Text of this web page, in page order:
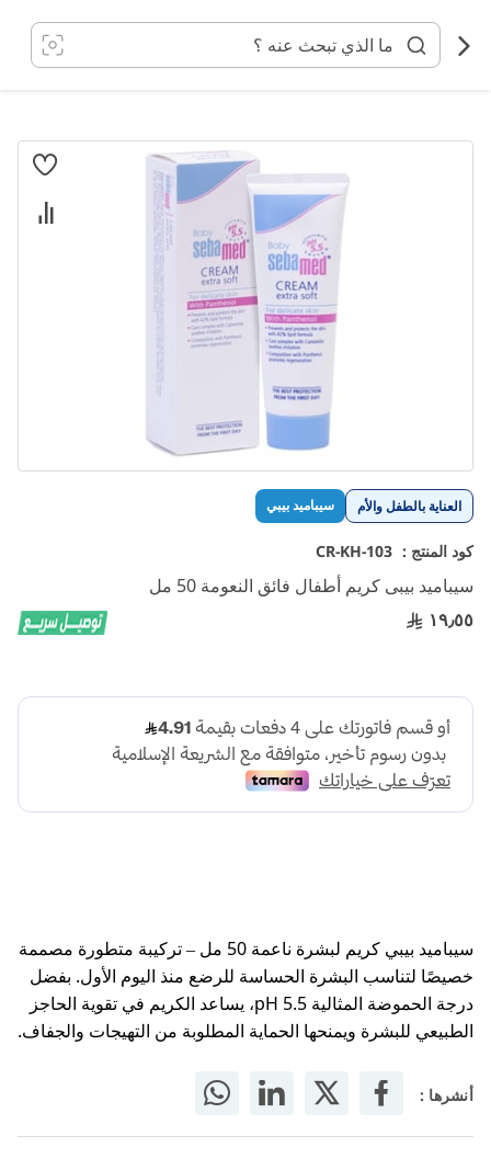
المحتوى
العناية بالطفل والأم سيباميد بيبي
كود المنتج : CR-KH-103
سيباميد بيبى كريم أطفال فائق النعومة 50 مل
١٩٫٥٥
سيباميد بيبي كريم لبشرة ناعمة 50 مل – تركيبة متطورة مصممة
خصيصًا لتناسب البشرة الحساسة للرضع منذ اليوم الأول. بفضل
درجة الحموضة المثالية pH 5.5، يساعد الكريم في تقوية الحاجز
الطبيعي للبشرة ويمنحها الحماية المطلوبة من التهيجات والجفاف.
أنشرها :
انتقل
تخطي
إلى
بداية
معرض
الصور